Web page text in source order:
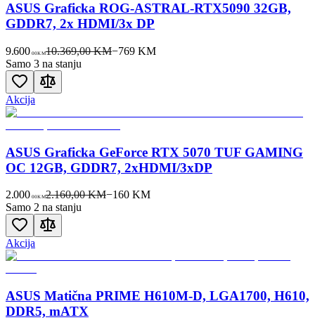
ASUS Graficka ROG-ASTRAL-RTX5090 32GB,
GDDR7, 2x HDMI/3x DP
9.600 00KM10.369,00 KM−769KM
Samo 3 na stanju
Akcija
ASUS Graficka GeForce RTX 5070 TUF GAMING
OC 12GB, GDDR7, 2xHDMI/3xDP
2.000 00KM2.160,00 KM−160KM
Samo 2 na stanju
Akcija
ASUS Matična PRIME H610M-D, LGA1700, H610,
DDR5, mATX